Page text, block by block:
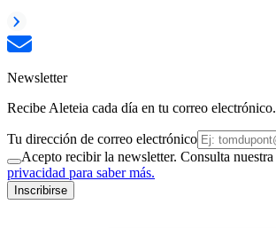
Newsletter
Recibe Aleteia cada día en tu correo electrónico.
Tu dirección de correo electrónico
Acepto recibir la newsletter. Consulta nuestra
privacidad para saber más.
Inscribirse